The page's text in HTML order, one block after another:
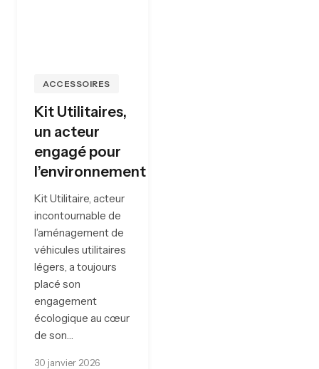
ACCESSOIRES
Kit Utilitaires,
un acteur
engagé pour
l’environnement
Kit Utilitaire, acteur
incontournable de
l’aménagement de
véhicules utilitaires
légers, a toujours
placé son
engagement
écologique au cœur
de son…
30 janvier 2026